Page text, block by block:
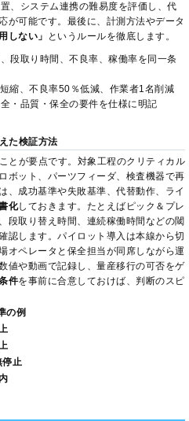
、システム連携の難易度を評価し、代
が可能です。最後に、計測方法やデータ
しない」 というルールを徹底します。
段取り時間、不良率、稼働率を同一条
縮、不良率50％低減、作業者1名削減
・品質・保全の要件を仕様に明記
た検証方法
とが要点です。対象工程のクリティカル
ボット、パーツフィーダ、検査機器で再
、成功基準や失敗基準、代替動作、ライ
化しておきます。たとえばピック＆プレ
段取り替え時間、連続稼働時間などの閾
認します。パイロット導入は本線から切
オペレータと保全担当が同席しながら運
値や動画で記録し、量産移行の可否をゲ
件を事前に合意しておけば、判断のスピ
の例
停止